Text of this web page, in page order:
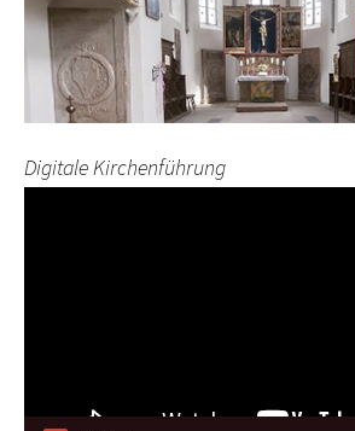
Digitale Kirchenführung